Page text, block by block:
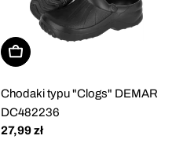
Wybierz opcje
Chodaki typu "Clogs" DEMAR
DC482236
Cena
27,99 zł